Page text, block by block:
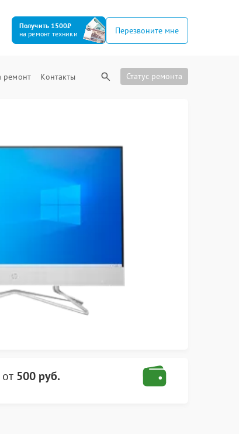
Получить 1500₽
на ремонт техники
Перезвоните мне
ремонт Контакты Статус ремонта
от 500 руб.